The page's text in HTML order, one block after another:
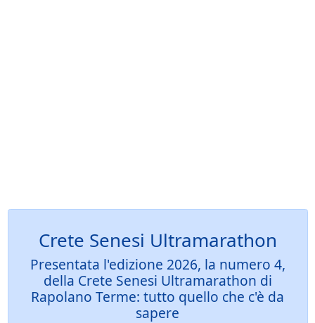
Crete Senesi Ultramarathon
Presentata l'edizione 2026, la numero 4,
della Crete Senesi Ultramarathon di
Rapolano Terme: tutto quello che c'è da
sapere